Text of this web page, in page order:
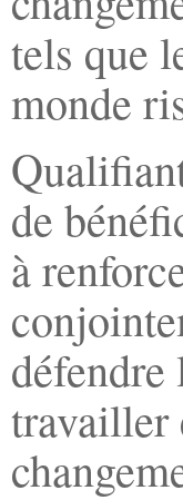
tels que
monde
de
à
travailler